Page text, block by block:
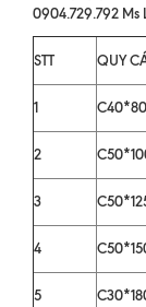
0904.729.792 Ms
STT QUY
1
C40*80
2
3
4
5